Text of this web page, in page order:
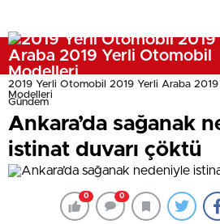
2019 Yerli Otomobil 2019 Yerli Araba
Modelleri
Gündem
Ankara’da sağanak
istinat duvarı çöktü
0 0